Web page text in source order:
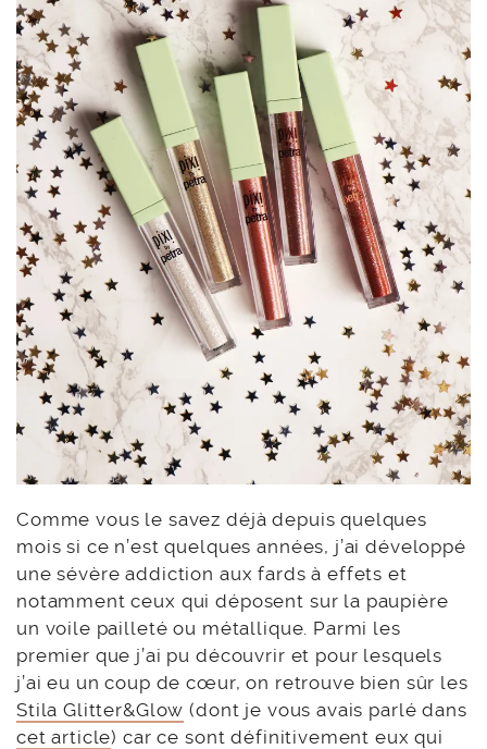
Comme vous le savez déjà depuis quelques
mois si ce n’est quelques années, j’ai développé
une sévère addiction aux fards à effets et
notamment ceux qui déposent sur la paupière
un voile pailleté ou métallique. Parmi les
premier que j’ai pu découvrir et pour lesquels
j’ai eu un coup de cœur, on retrouve bien sûr les
Stila Glitter&Glow (dont je vous avais parlé dans
cet article) car ce sont définitivement eux qui